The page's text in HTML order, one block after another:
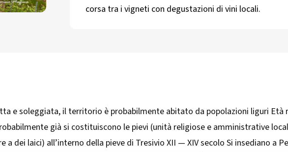
corsa tra i vigneti con degustazioni di vini locali.
e soleggiata, il territorio è probabilmente abitato da popolazioni liguri Età
già si costituiscono le pievi (unità religiose e amministrative
a dei laici) all’interno della pieve di Tresivio XII — XIV secolo Si insediano a